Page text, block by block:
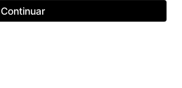
Continuar